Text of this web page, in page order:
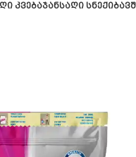
ᲙᲕᲔᲑᲐᲯᲐᲜᲡᲐᲦᲘ ᲡᲜᲔᲥᲘ